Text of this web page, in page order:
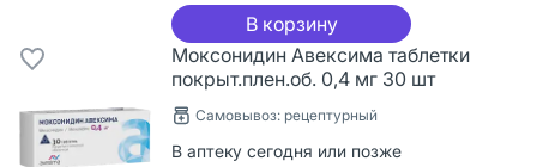
В корзину
Моксонидин Авексима таблетки
покрыт.плен.об. 0,4 мг 30 шт
Самовывоз: рецептурный
В аптеку сегодня или позже